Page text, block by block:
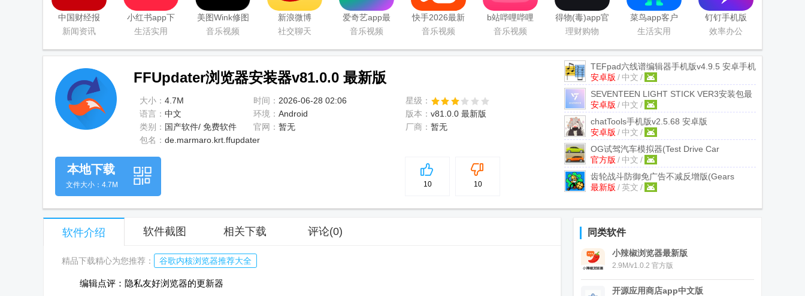
中国财经报
app
新闻资讯
小红书app下
载安装
生活实用
美图Wink修图
软件官方版
音乐视频
新浪微博
Weibo手机版
社交聊天
爱奇艺app最
新客户端
音乐视频
快手2026最新
版官方正版
音乐视频
b站哔哩哔哩
app手机版
音乐视频
得物(毒)app官
方版
理财购物
菜鸟app客户
端
生活实用
钉钉手机版
app
效率办公
FFUpdater浏览器安装器v81.0.0 最新版
大小： 4.7M 时间： 2026-06-28 02:06
星级：
语言： 中文 环境： Android 版本： v81.0.0 最新版
类别： 国产软件/ 免费软件 官网： 暂无 厂商： 暂无
包名： de.marmaro.krt.ffupdater
TEFpad六线谱编辑器手机版v4.9.5 安卓手机
版
安卓版 / 中文 /
SEVENTEEN LIGHT STICK VER3安装包最
新版本v1.11 安卓版
安卓版 / 中文 /
chatTools手机版v2.5.68 安卓版
安卓版 / 中文 /
OG试驾汽车模拟器(Test Drive Car
Vesta&VestaSW)v2.4 官方直装完整版
官方版 / 中文 /
齿轮战斗防御免广告不减反增版(Gears
Battle Defense)v1.12 最新版
最新版 /英文 /
5
10 10
本地下载
文件大小：4.7M
软件介绍 软件截图 相关下载 评论(0)
精品下载精心为您推荐： 谷歌内核浏览器推荐大全
编辑点评：隐私友好浏览器的更新器
同类软件
小辣椒浏览器最新版
2.9M/v1.0.2 官方版
开源应用商店app中文版